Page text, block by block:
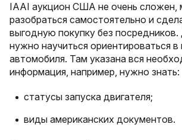
IAAI аукцион США не очень сложен,
разобраться самостоятельно и
выгодную покупку без посредников.
нужно научиться ориентироваться в
автомобиля. Там указана вся
информация, например, нужно знать:
статусы запуска двигателя;
виды американских документов.